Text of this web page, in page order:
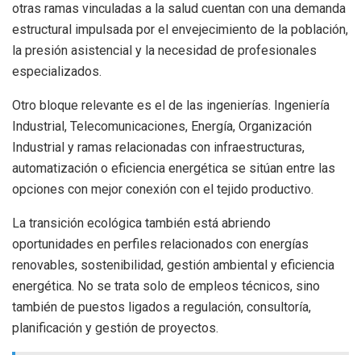
otras ramas vinculadas a la salud cuentan con una demanda
estructural impulsada por el envejecimiento de la población,
la presión asistencial y la necesidad de profesionales
especializados.
Otro bloque relevante es el de las ingenierías. Ingeniería
Industrial, Telecomunicaciones, Energía, Organización
Industrial y ramas relacionadas con infraestructuras,
automatización o eficiencia energética se sitúan entre las
opciones con mejor conexión con el tejido productivo.
La transición ecológica también está abriendo
oportunidades en perfiles relacionados con energías
renovables, sostenibilidad, gestión ambiental y eficiencia
energética. No se trata solo de empleos técnicos, sino
también de puestos ligados a regulación, consultoría,
planificación y gestión de proyectos.